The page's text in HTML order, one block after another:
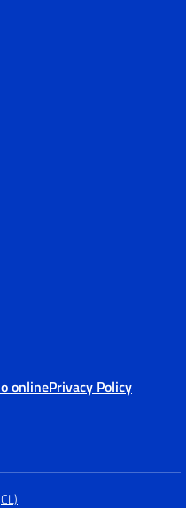
onlinePrivacy Policy